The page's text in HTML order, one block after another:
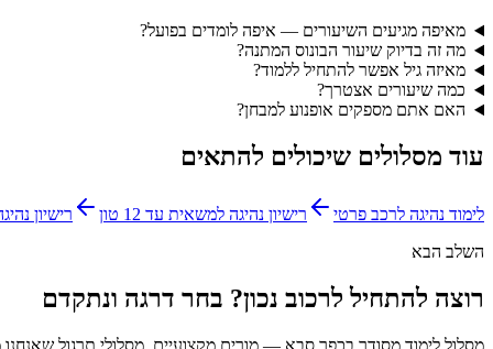
מאיפה מגיעים השיעורים — איפה לומדים בפועל?
מה זה בדיוק שיעור הבונוס המתנה?
מאיזה גיל אפשר להתחיל ללמוד?
כמה שיעורים אצטרך?
האם אתם מספקים אופנוע למבחן?
עוד מסלולים שיכולים להתאים
לימוד נהיגה לרכב פרטי רישיון נהיגה למשאית עד 12 טון
רישיון
השלב הבא
רוצה להתחיל לרכוב נכון? בחר דרגה ונתקדם
מסלול לימוד מסודר בכפר סבא — מורים מקצועיים, מסלולי תרגול שאנחנו